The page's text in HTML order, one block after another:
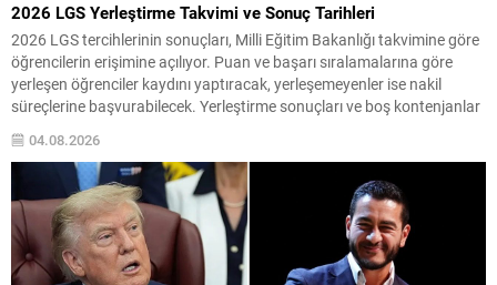
2026 LGS Yerleştirme Takvimi ve Sonuç Tarihleri
2026 LGS tercihlerinin sonuçları, Milli Eğitim Bakanlığı takvimine göre
öğrencilerin erişimine açılıyor. Puan ve başarı sıralamalarına göre
yerleşen öğrenciler kaydını yaptıracak, yerleşemeyenler ise nakil
süreçlerine başvurabilecek. Yerleştirme sonuçları ve boş kontenjanlar
5 Ağustos Çarşamba günü meb.gov.tr adresinde ilan edilecek.
Sınavla öğrenci alan okullarda puan eşitliği durumunda sıralama;
Okul Başarı Puanı...
04.08.2026